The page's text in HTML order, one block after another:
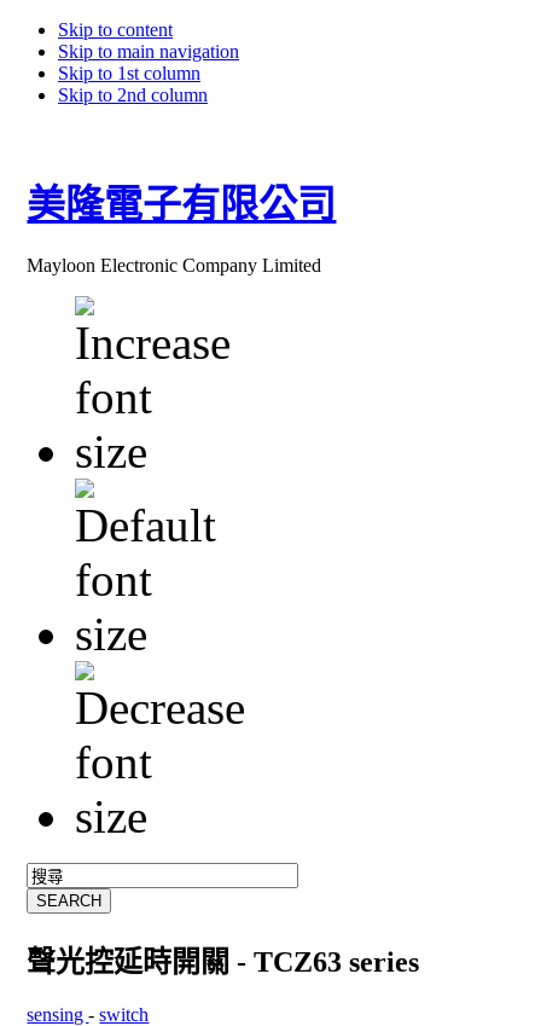
Skip to content
Skip to main navigation
Skip to 1st column
Skip to 2nd column
美隆電子有限公司
Mayloon Electronic Company Limited
聲光控延時開關 - TCZ63 series
sensing-switch